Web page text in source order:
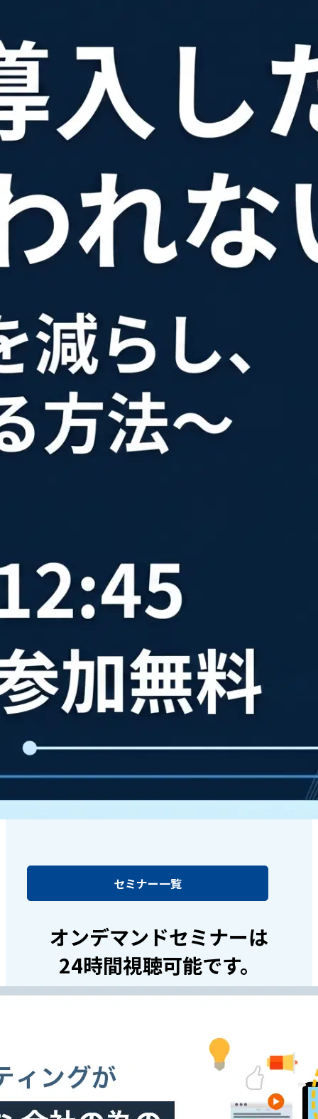
セミナー一覧
オンデマンドセミナーは
24時間視聴可能です。